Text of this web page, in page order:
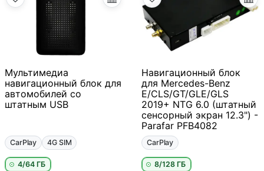
Мультимедиа
навигационный блок для
автомобилей со
штатным USB
CarPlay 4G SIM
4/64 ГБ
Навигационный блок
для Mercedes-Benz
E/CLS/GT/GLE/GLS
2019+ NTG 6.0 (штатный
сенсорный экран 12.3") -
Parafar PFB4082
CarPlay
8/128 ГБ